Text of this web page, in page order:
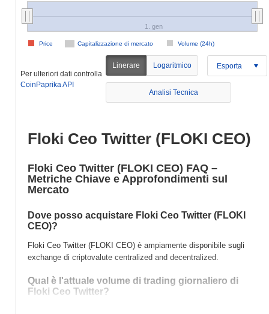
Capitalizzazione di mercato Volume (24h)
Price
1. gen
Per ulteriori dati controlla
CoinPaprika API
Linerare Logaritmico Esporta
Analisi Tecnica
Floki Ceo Twitter (FLOKI CEO)
Floki Ceo Twitter (FLOKI CEO) FAQ –
Metriche Chiave e Approfondimenti sul
Mercato
Dove posso acquistare Floki Ceo Twitter (FLOKI
CEO)?
Floki Ceo Twitter (FLOKI CEO) è ampiamente disponibile sugli
exchange di criptovalute centralized and decentralized.
Qual è l'attuale volume di trading giornaliero di
Floki Ceo Twitter?